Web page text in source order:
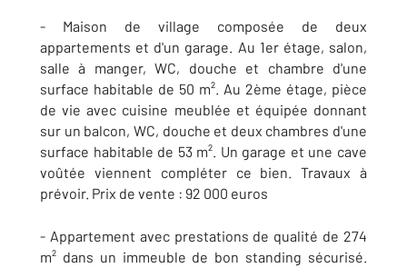
- Maison de village composée de deux
appartements et d'un garage. Au 1er étage, salon,
salle à manger, WC, douche et chambre d'une
surface habitable de 50 m². Au 2ème étage, pièce
de vie avec cuisine meublée et équipée donnant
sur un balcon, WC, douche et deux chambres d'une
surface habitable de 53 m². Un garage et une cave
voûtée viennent compléter ce bien. Travaux à
prévoir. Prix de vente : 92 000 euros
- Appartement avec prestations de qualité de 274
m² dans un immeuble de bon standing sécurisé.